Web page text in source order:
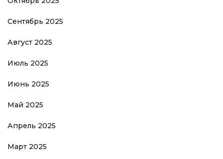
Сентябрь 2025
Август 2025
Июль 2025
Июнь 2025
Май 2025
Апрель 2025
Март 2025